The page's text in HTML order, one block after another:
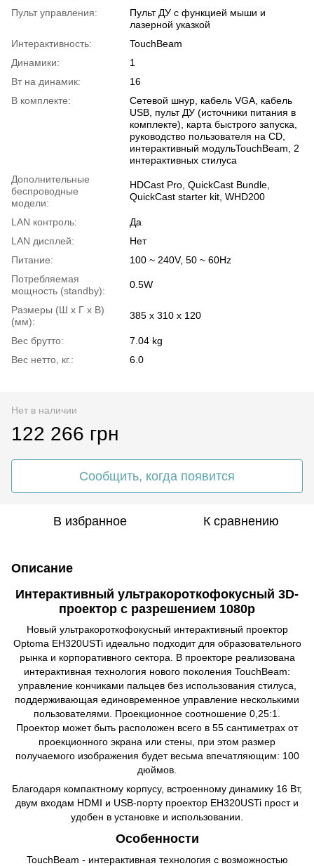
Пульт управления:
Пульт ДУ с функцией мыши и
лазерной указкой
Интерактивность:
TouchBeam
Динамики:
1
Вт на динамик:
16
В комплекте:
Сетевой шнур, кабель VGA, кабель
USB, пульт ДУ (источники питания в
комплекте), карта быстрого запуска,
руководство пользователя на CD,
интерактивный модульTouchBeam, 2
интерактивных стилуса
Дополнительные
беспроводные
модели:
HDCast Pro, QuickCast Bundle,
QuickCast starter kit, WHD200
LAN контроль:
Да
LAN дисплей:
Нет
Питание:
100 ~ 240V, 50 ~ 60Hz
Потребляемая
мощность (standby):
0.5W
Размеры (Ш x Г x В)
(мм):
385 x 310 x 120
Вес брутто:
7.04 kg
Вес нетто, кг.:
6.0
Нет в наличии
122 266 грн
Сообщить, когда появится
В избранное К сравнению
Описание
Интерактивный ультракороткофокусный 3D-
проектор с разрешением 1080p
Новый ультракороткофокусный интерактивный проектор
Optoma EH320USTi идеально подходит для образовательного
рынка и корпоративного сектора. В проекторе реализована
интерактивная технология нового поколения TouchBeam:
управление кончиками пальцев без использования стилуса,
поддерживающая единовременное управление несколькими
пользователями. Проекционное соотношение 0,25:1.
Проектор может быть расположен всего в 55 сантиметрах от
проекционного экрана или стены, при этом размер
получаемого изображения будет весьма впечатляющим: 100
дюймов.
Благодаря компактному корпусу, встроенному динамику 16 Вт,
двум входам HDMI и USB-порту проектор EH320USTi прост и
удобен в установке и использовании.
Особенности
TouchBeam - интерактивная технология с возможностью